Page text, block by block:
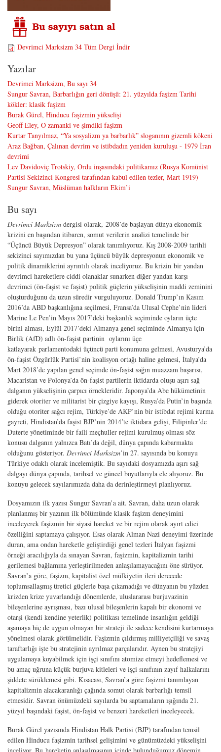
Devrimci Marksizm 34 Tüm Dergi İndir
Yazılar
Devrimci Marksizm, Bu sayı 34
Sungur Savran, Barbarlığın geri dönüşü: 21. yüzyılda faşizm Tarihi
kökler: klasik faşizm
Burak Gürel, Hinducu faşizmin yükselişi
Geoff Eley, O zamanki ve şimdiki faşizm
Kurtar Tanyılmaz, “Ya sosyalizm ya barbarlık” sloganının gizemli kökeni
Araz Bağban, Çalınan devrim ve istibdadın yeniden kuruluşu - 1979 İran
devrimi
Lev Davidoviç Trotskiy, Ordu inşasındaki politikamız (Rusya Komünist
Partisi Sekizinci Kongresi tarafından kabul edilen tezler, Mart 1919)
Sungur Savran, Müslüman halkların Ekim’i
Bu sayı
Devrimci Marksizm dergisi olarak, 2008’de başlayan dünya ekonomik
krizini en başından itibaren, somut verilerin analizi temelinde bir
“Üçüncü Büyük Depresyon” olarak tanımlıyoruz. Kış 2008-2009 tarihli
sekizinci sayımızdan bu yana üçüncü büyük depresyonun ekonomik ve
politik dinamiklerini ayrıntılı olarak inceliyoruz. Bu krizin bir yandan
devrimci hareketlere ciddi olanaklar sunarken diğer yandan karşı-
devrimci (ön-faşist ve faşist) politik güçlerin yükselişinin maddi zeminini
oluşturduğunu da uzun süredir vurguluyoruz. Donald Trump’ın Kasım
2016’da ABD başkanlığına seçilmesi, Fransa’da Ulusal Cephe’nin lideri
Marine Le Pen’in Mayıs 2017’deki başkanlık seçiminde oyların üçte
birini alması, Eylül 2017’deki Almanya genel seçiminde Almanya için
Birlik (AfD) adlı ön-faşist partinin oylarını üçe
katlayarak parlamentodaki üçüncü parti konumuna gelmesi, Avusturya’da
ön-faşist Özgürlük Partisi’nin koalisyon ortağı haline gelmesi, İtalya’da
Mart 2018’de yapılan genel seçimde ön-faşist sağın muazzam başarısı,
Macaristan ve Polonya’da ön-faşist partilerin iktidarda oluşu aşırı sağ
dalganın yükselişinin çarpıcı örnekleridir. Japonya’da Abe hükümetinin
giderek otoriter ve militarist bir çizgiye kayışı, Rusya’da Putin’in başında
olduğu otoriter sağcı rejim, Türkiye’de AKP’nin bir istibdat rejimi kurma
gayreti, Hindistan’da faşist BJP’nin 2014’te iktidara gelişi, Filipinler’de
Duterte yönetiminde bir faili meçhuller rejimi kurulmuş olması söz
konusu dalganın yalnızca Batı’da değil, dünya çapında kabarmakta
olduğunu gösteriyor. Devrimci Marksizm’in 27. sayısında bu konuyu
Türkiye odaklı olarak incelemiştik. Bu sayıdaki dosyamızda aşırı sağ
dalgayı dünya çapında, tarihsel ve güncel boyutlarıyla ele alıyoruz. Bu
konuyu gelecek sayılarımızda daha da derinleştirmeyi planlıyoruz.
Dosyamızın ilk yazısı Sungur Savran’a ait. Savran, daha uzun olarak
planlanmış bir yazının ilk bölümünde klasik faşizm deneyimini
inceleyerek faşizmin bir siyasi hareket ve bir rejim olarak ayırt edici
özelliğini saptamaya çalışıyor. Esas olarak Alman Nazi deneyimi üzerinde
duran, ama ondan hareketle geliştirdiği genel tezleri İtalyan faşizmi
örneği aracılığıyla da sınayan Savran, faşizmin, kapitalizmin tarihi
gerilemesi bağlamına yerleştirilmeden anlaşılamayacağını öne sürüyor.
Savran’a göre, faşizm, kapitalist özel mülkiyetin ileri derecede
toplumsallaşmış üretici güçlerle başa çıkamadığı ve dünyanın bu yüzden
krizden krize yuvarlandığı dönemlerde, uluslararası burjuvazinin
bileşenlerine ayrışması, bazı ulusal bileşenlerin kapalı bir ekonomi ve
otarşi (kendi kendine yeterlik) politikası temelinde insanlığın geldiği
aşamaya hiç de uygun olmayan bir strateji ile sadece kendisini kurtarmaya
yönelmesi olarak görülmelidir. Faşizmin çıldırmış milliyetçiliği ve savaş
taraftarlığı işte bu stratejinin ayrılmaz parçalarıdır. Aynen bu stratejiyi
uygulamaya koyabilmek için işçi sınıfını atomize etmeyi hedeflemesi ve
bu amaç uğruna küçük burjuva kitleleri ve işçi sınıfının zayıf halkalarını
şiddete sürüklemesi gibi. Kısacası, Savran’a göre faşizmi tanımlayan
kapitalizmin alacakaranlığı çağında somut olarak barbarlığı temsil
etmesidir. Savran önümüzdeki sayılarda bu saptamaların ışığında 21.
yüzyıl başındaki faşist, ön-faşist ve benzeri hareketleri inceleyecek.
Burak Gürel yazısında Hindistan Halk Partisi (BJP) tarafından temsil
edilen Hinducu faşizmin tarihsel gelişimini ve günümüzdeki yükselişini
inceliyor. Bu hareketin anlaşılmasının içinde bulunduğumuz dönemin